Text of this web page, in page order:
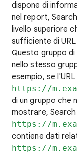
dispone di
nel report,
livello superiore
sufficiente di
Questo gruppo
nello stesso
esempio, se l'URL
https://
di un gruppo che
mostrare,
https://
contiene dati
https://